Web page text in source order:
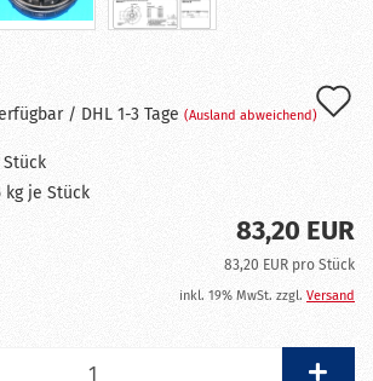
/ DHL 1-3 Tage (Ausland abweichend)
Stück
kg je Stück
83,20 EUR
83,20 EUR pro Stück
inkl. 19% MwSt. zzgl. Versand